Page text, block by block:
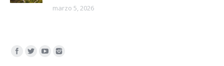
marzo 5, 2026
Encuéntranos en: